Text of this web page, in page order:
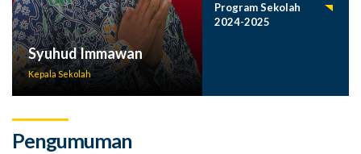
Syuhud Immawan
Kepala Sekolah
Program Sekolah
2024-2025
Pengumuman